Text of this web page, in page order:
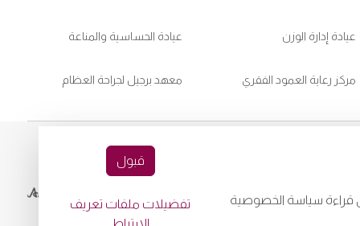
عيادة إدارة الوزن عيادة الحساسية والمناعة
مركز رعاية العمود الفقري معهد برجيل لجراحة العظام
playstore:
قراءة سياسة الخصوصية
قبول
تفضيلات ملفات تعريف
الارتباط